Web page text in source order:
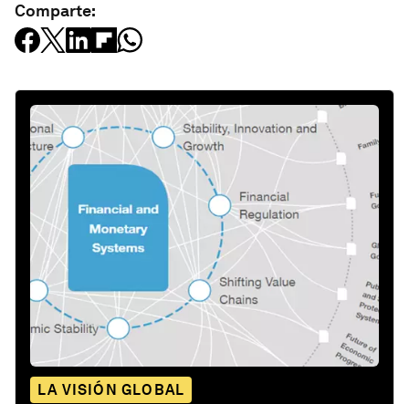
Comparte:
LA VISIÓN GLOBAL